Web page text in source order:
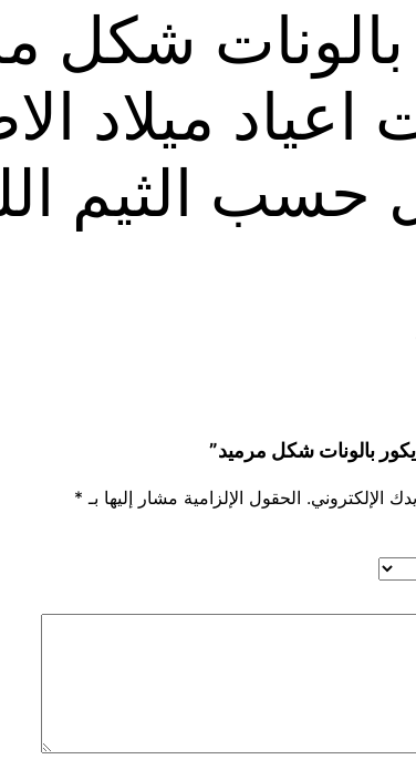
بالونات شكل
اعياد ميلاد
حسب الثيم
بالونات شكل مرميد”
الإلكتروني. الحقول الإلزامية مشار إليها بـ *